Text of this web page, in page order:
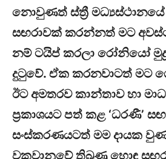
නොවුණත් ස්ත්‍රී මධ්‍යස්ථානයේ
සඟරාවක් කරන්නත් මට
නම් ටයිප් කරලා රෝනියෝ
දුටුවේ. ඒක කරනවාටත් මට
ඊට අමතරව කාන්තාව හා
ප්‍රකාශයට පත් කළ ‘ධරණී’
සංස්කරණයටත් මම දායක
වකවානුවේ තිබුණු හොඳ